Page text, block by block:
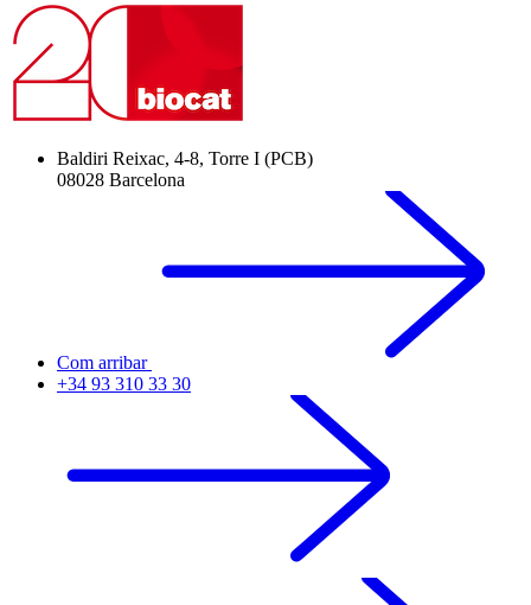
Baldiri Reixac, 4-8, Torre I (PCB)
08028 Barcelona
Com arribar
+34 93 310 33 30